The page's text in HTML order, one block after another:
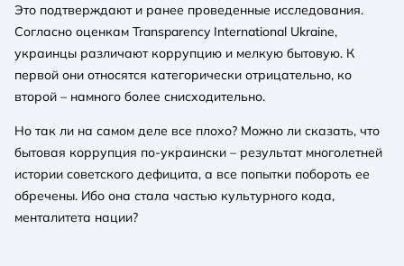
Это подтверждают и ранее проведенные исследования.
Согласно оценкам Transparency International Ukraine,
украинцы различают коррупцию и мелкую бытовую. К
первой они относятся категорически отрицательно, ко
второй – намного более снисходительно.
Но так ли на самом деле все плохо? Можно ли сказать, что
бытовая коррупция по-украински – результат многолетней
истории советского дефицита, а все попытки побороть ее
обречены. Ибо она стала частью культурного кода,
менталитета нации?